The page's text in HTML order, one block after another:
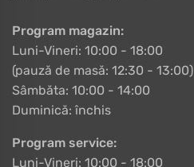
Program magazin:
Luni-Vineri: 10:00 - 18:00
(pauză de masă: 12:30 - 13:00)
Sâmbăta: 10:00 - 14:00
Duminică: închis
Program service:
Luni-Vineri: 10:00 - 18:00